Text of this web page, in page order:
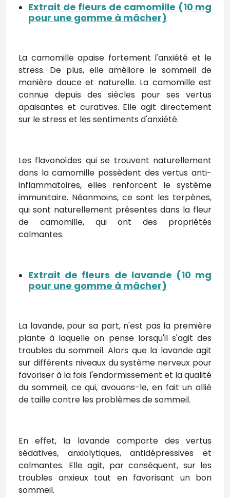
Extrait de fleurs de camomille (10 mg
pour une gomme à mâcher)
La camomille apaise fortement l'anxiété et le
stress. De plus, elle améliore le sommeil de
manière douce et naturelle. La camomille est
connue depuis des siècles pour ses vertus
apaisantes et curatives. Elle agit directement
sur le stress et les sentiments d'anxiété.
Les flavonoïdes qui se trouvent naturellement
dans la camomille possèdent des vertus anti-
inflammatoires, elles renforcent le système
immunitaire. Néanmoins, ce sont les terpènes,
qui sont naturellement présentes dans la fleur
de camomille, qui ont des propriétés
calmantes.
Extrait de fleurs de lavande (10 mg
pour une gomme à mâcher)
La lavande, pour sa part, n'est pas la première
plante à laquelle on pense lorsqu'il s'agit des
troubles du sommeil. Alors que la lavande agit
sur différents niveaux du système nerveux pour
favoriser à la fois l'endormissement et la qualité
du sommeil, ce qui, avouons-le, en fait un allié
de taille contre les problèmes de sommeil.
En effet, la lavande comporte des vertus
sédatives, anxiolytiques, antidépressives et
calmantes. Elle agit, par conséquent, sur les
troubles anxieux tout en favorisant un bon
sommeil.